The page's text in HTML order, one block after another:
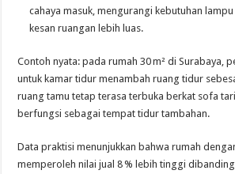
cahaya masuk, mengurangi kebutuhan
kesan ruangan lebih luas.
Contoh nyata: pada rumah 30 m² di Surabaya,
untuk kamar tidur menambah ruang tidur
ruang tamu tetap terasa terbuka berkat sofa
berfungsi sebagai tempat tidur tambahan.
Data praktisi menunjukkan bahwa rumah
memperoleh nilai jual 8 % lebih tinggi